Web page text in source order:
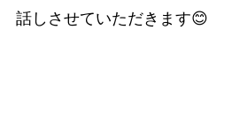
話しさせていただきます😊